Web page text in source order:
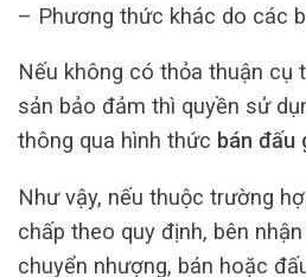
– Phương thức khác do các
Nếu không có thỏa thuận cụ
sản bảo đảm thì quyền sử
thông qua hình thức bán đấu
Như vậy, nếu thuộc trường
chấp theo quy định, bên
chuyển nhượng, bán hoặc